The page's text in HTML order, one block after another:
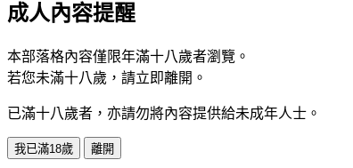
成人內容提醒
本部落格內容僅限年滿十八歲者瀏覽。
若您未滿十八歲，請立即離開。
已滿十八歲者，亦請勿將內容提供給未成年人士。
我已滿18歲 離開